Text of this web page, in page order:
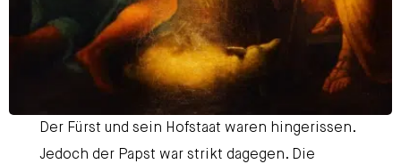
Der Fürst und sein Hofstaat waren hingerissen.
Jedoch der Papst war strikt dagegen. Die